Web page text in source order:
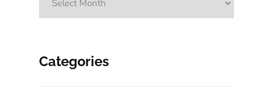
Categories